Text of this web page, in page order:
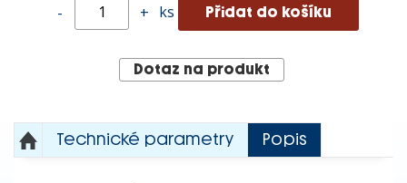
- + ks
Dotaz na produkt
Technické parametry Popis